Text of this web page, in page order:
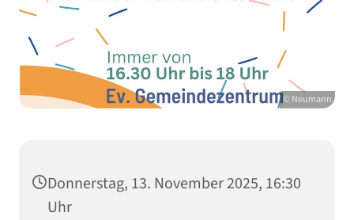
© Neumann
Donnerstag, 13. November 2025, 16:30
Uhr